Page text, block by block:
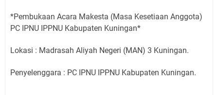
*Pembukaan Acara Makesta (Masa Kesetiaan Anggota)
PC IPNU IPPNU Kabupaten Kuningan*
Lokasi : Madrasah Aliyah Negeri (MAN) 3 Kuningan.
Penyelenggara : PC IPNU IPPNU Kabupaten Kuningan.